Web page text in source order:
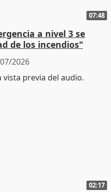
07:48
a nivel 3 se
de los incendios"
2026
02:17